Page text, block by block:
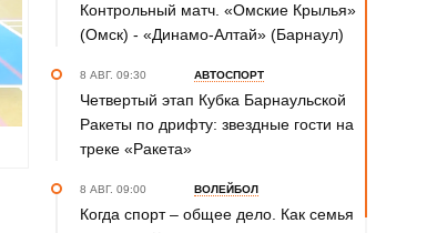
Контрольный матч. «Омские Крылья»
(Омск) - «Динамо-Алтай» (Барнаул)
8 АВГ. 09:30 АВТОСПОРТ
Четвертый этап Кубка Барнаульской
Ракеты по дрифту: звездные гости на
треке «Ракета»
8 АВГ. 09:00 ВОЛЕЙБОЛ
Когда спорт – общее дело. Как семья